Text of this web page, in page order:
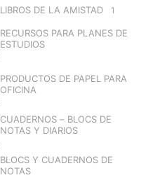
LIBROS DE LA AMISTAD 1
RECURSOS PARA PLANES DE
ESTUDIOS
PRODUCTOS DE PAPEL PARA
OFICINA
CUADERNOS – BLOCS DE
NOTAS Y DIARIOS
BLOCS Y CUADERNOS DE
NOTAS